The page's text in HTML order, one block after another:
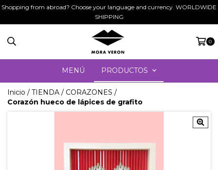
Shopping from abroad? Choose your language and currency. WORLDWIDE
SHIPPING
0
MENÚ PRODUCTOS
Inicio / TIENDA / CORAZONES /
Corazón hueco de lápices de grafito